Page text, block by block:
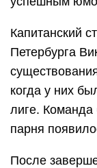
Капитанский
Петербурга
когда у них
лиге.
парня
После